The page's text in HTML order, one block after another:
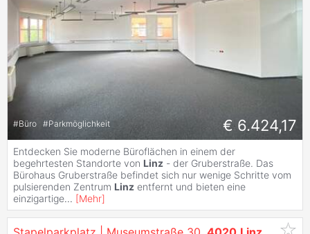
#Büro #Parkmöglichkeit € 6.424,17
Entdecken Sie moderne Büroflächen in einem der
begehrtesten Standorte von Linz - der Gruberstraße. Das
Bürohaus Gruberstraße befindet sich nur wenige Schritte vom
pulsierenden Zentrum Linz entfernt und bieten eine
einzigartige... [Mehr]